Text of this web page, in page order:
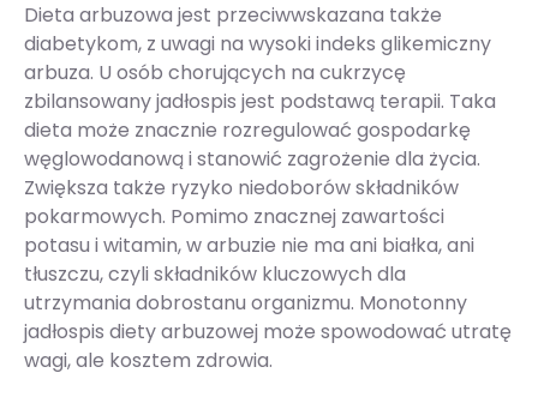
Dieta arbuzowa jest przeciwwskazana także
diabetykom, z uwagi na wysoki indeks glikemiczny
arbuza. U osób chorujących na cukrzycę
zbilansowany jadłospis jest podstawą terapii. Taka
dieta może znacznie rozregulować gospodarkę
węglowodanową i stanowić zagrożenie dla życia.
Zwiększa także ryzyko niedoborów składników
pokarmowych. Pomimo znacznej zawartości
potasu i witamin, w arbuzie nie ma ani białka, ani
tłuszczu, czyli składników kluczowych dla
utrzymania dobrostanu organizmu. Monotonny
jadłospis diety arbuzowej może spowodować utratę
wagi, ale kosztem zdrowia.